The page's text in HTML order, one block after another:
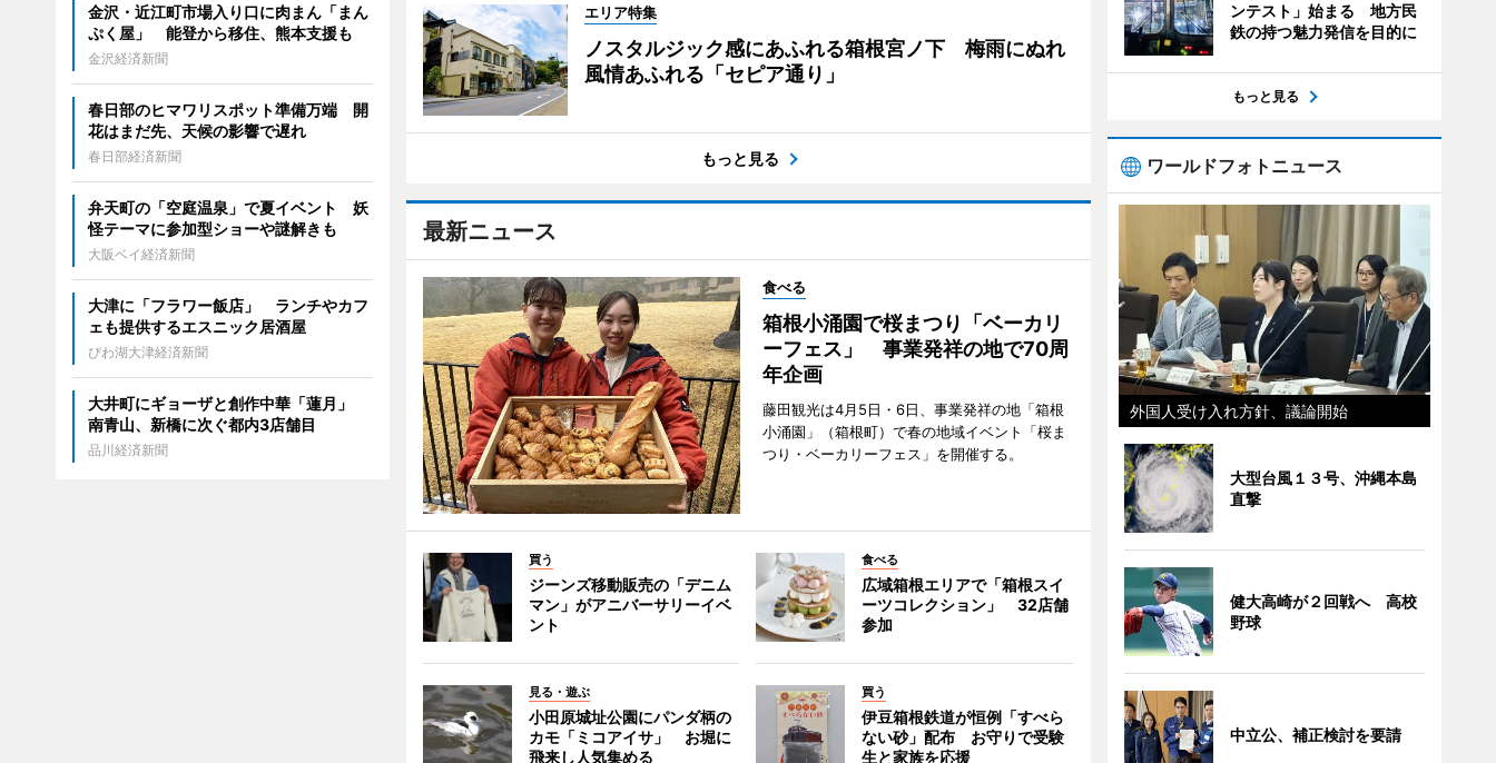
エリア特集
ノスタルジック感にあふれる箱根宮ノ下 梅雨にぬれ
風情あふれる「セピア通り」
もっと見る
最新ニュース
食べる
箱根小涌園で桜まつり「ベーカリ
ーフェス」 事業発祥の地で70周
年企画
藤田観光は4月5日・6日、事業発祥の地「箱根
小涌園」（箱根町）で春の地域イベント「桜ま
つり・ベーカリーフェス」を開催する。
買う
ジーンズ移動販売の「デニム
マン」がアニバーサリーイベ
ント
食べる
広域箱根エリアで「箱根スイ
ーツコレクション」 32店舗
参加
見る・遊ぶ
小田原城址公園にパンダ柄の
カモ「ミコアイサ」 お堀に
飛来し人気集める
買う
伊豆箱根鉄道が恒例「すべら
ない砂」配布 お守りで受験
生と家族を応援
金沢・近江町市場入り口に肉まん「まん
ぷく屋」 能登から移住、熊本支援も
金沢経済新聞
春日部のヒマワリスポット準備万端 開
花はまだ先、天候の影響で遅れ
春日部経済新聞
弁天町の「空庭温泉」で夏イベント 妖
怪テーマに参加型ショーや謎解きも
大阪ベイ経済新聞
大津に「フラワー飯店」 ランチやカフ
ェも提供するエスニック居酒屋
びわ湖大津経済新聞
大井町にギョーザと創作中華「蓮月」
南青山、新橋に次ぐ都内3店舗目
品川経済新聞
ンテスト」始まる 地方民
鉄の持つ魅力発信を目的に
もっと見る
ワールドフォトニュース
外国人受け入れ方針、議論開始
大型台風１３号、沖縄本島
直撃
健大高崎が２回戦へ 高校
野球
中立公、補正検討を要請